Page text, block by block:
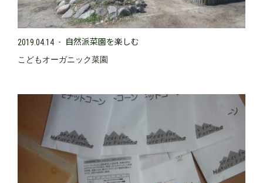
2019.04.14 自然派菜園を楽しむ
こどもオーガニック菜園